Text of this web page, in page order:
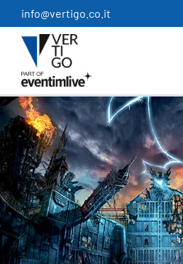
Salta
al
contenuto
info@vertigo.co.it